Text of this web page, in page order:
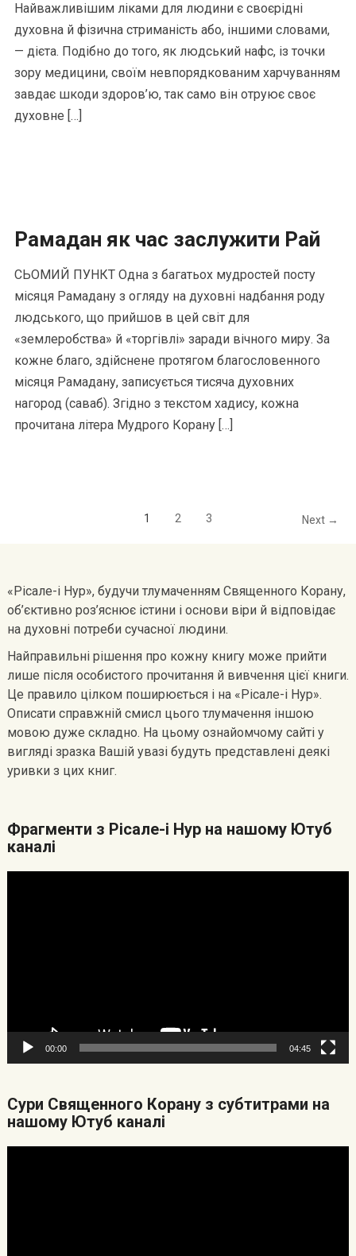
Найважливішим ліками для людини є своєрідні
духовна й фізична стриманість або, іншими словами,
— дієта. Подібно до того, як людський нафс, із точки
зору медицини, своїм невпорядкованим харчуванням
завдає шкоди здоров’ю, так само він отруює своє
духовне […]
Рамадан як час заслужити Рай
СЬОМИЙ ПУНКТ Одна з багатьох мудростей посту
місяця Рамадану з огляду на духовні надбання роду
людського, що прийшов в цей світ для
«землеробства» й «торгівлі» заради вічного миру. За
кожне благо, здійснене протягом благословенного
місяця Рамадану, записується тисяча духовних
нагород (саваб). Згідно з текстом хадису, кожна
прочитана літера Мудрого Корану […]
1 2 3 Next →
«Рісале-і Нур», будучи тлумаченням Священного Корану,
об’єктивно роз’яснює істини і основи віри й відповідає
на духовні потреби сучасної людини.
Найправильні рішення про кожну книгу може прийти
лише після особистого прочитання й вивчення цієї книги.
Це правило цілком поширюється і на «Рісале-і Нур».
Описати справжній смисл цього тлумачення іншою
мовою дуже складно. На цьому ознайомчому сайті у
вигляді зразка Вашій увазі будуть представлені деякі
уривки з цих книг.
Фрагменти з Рісале-і Нур на нашому Ютуб
каналі
00:00 04:45
Cури Священного Корану з субтитрами на
нашому Ютуб каналі